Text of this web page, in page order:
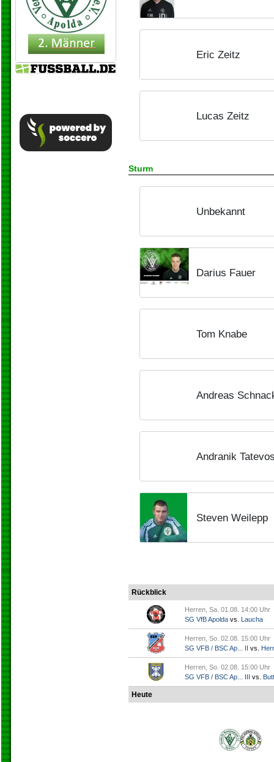
Eric Zeitz
Lucas Zeitz
Sturm
Unbekannt
Darius Fauer
Tom Knabe
Andreas
Andranik
Steven Weilepp
Rückblick
Herren, Sa. 01.08. 14:00 Uhr
SG VfB Apolda vs. Laucha
Herren, So. 02.08. 15:00 Uhr
SG VFB / BSC Ap... II vs.
Herren, So. 02.08. 15:00 Uhr
SG VFB / BSC Ap... III vs.
Heute